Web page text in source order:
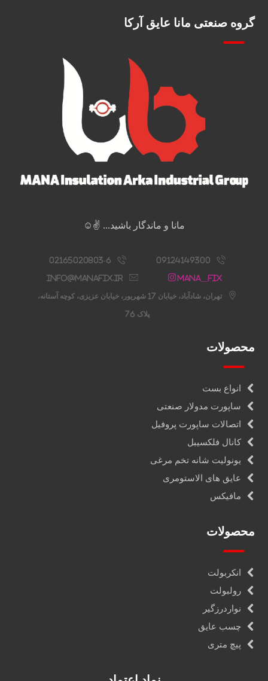
گروه صنعتی مانا عایق آرکا
مانا و ماندگار باشید... ✌️☺️
09124149300
02165020803-6
Mana__fix
info@manafix.ir
تهران، شادآباد، خیابان 17 شهریور، خیابان عزیزی، کوچه آستانه،
پلاک 76
محصولات
انواع بست
ساپورت مدولار صنعتی
اتصالات ساپورت پروفیل
کانال فلکسیبل
یونولیت شانه تخم مرغی
عایق های الاستومری
مافیکس
محصولات
انکربولت
رولبولت
نواردرزگیر
چسب عایق
پیچ متری